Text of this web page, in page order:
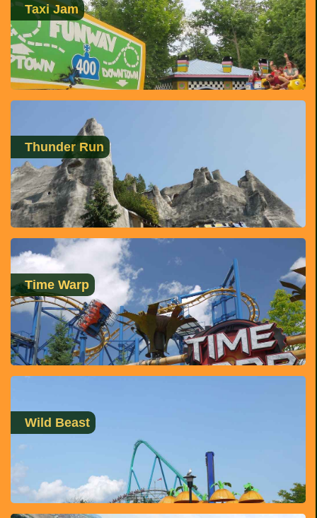
Taxi Jam
Thunder Run
Time Warp
Wild Beast